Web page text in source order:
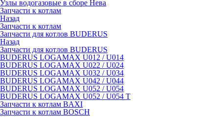
Узлы водогазовые в сборе Нева
Запчасти к котлам
Назад
Запчасти к котлам
Запчасти для котлов BUDERUS
Назад
Запчасти для котлов BUDERUS
BUDERUS LOGAMAX U012 / U014
BUDERUS LOGAMAX U022 / U024
BUDERUS LOGAMAX U032 / U034
BUDERUS LOGAMAX U042 / U044
BUDERUS LOGAMAX U052 / U054
BUDERUS LOGAMAX U052 / U054 T
Запчасти к котлам BAXI
Запчасти к котлам BOSCH